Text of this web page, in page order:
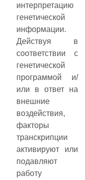
интерпретацию
генетической
информации.
Действуя в
соответствии с
генетической
программой и/
или в ответ на
внешние
воздействия,
факторы
транскрипции
активируют или
подавляют
работу